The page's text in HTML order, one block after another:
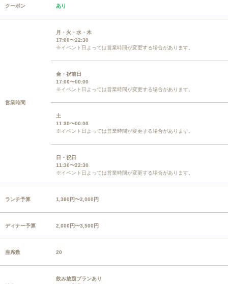
クーポン あり
営業時間
月・火・水・木
17:00〜22:30
※イベント日よっては営業時間が変更する場合があります。
金・祝前日
17:00〜00:00
※イベント日よっては営業時間が変更する場合があります。
土
11:30〜00:00
※イベント日よっては営業時間が変更する場合があります。
日・祝日
11:30〜22:30
※イベント日よっては営業時間が変更する場合があります。
ランチ予算 1,380円〜2,000円
ディナー予算 2,000円〜3,500円
座席数 20
飲み放題プランあり